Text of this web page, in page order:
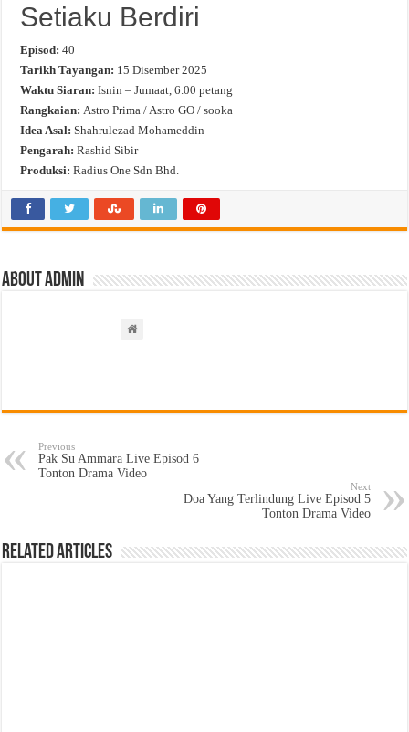
Setiaku Berdiri
Episod: 40
Tarikh Tayangan: 15 Disember 2025
Waktu Siaran: Isnin – Jumaat, 6.00 petang
Rangkaian: Astro Prima / Astro GO / sooka
Idea Asal: Shahrulezad Mohameddin
Pengarah: Rashid Sibir
Produksi: Radius One Sdn Bhd.
About admin
Previous
Pak Su Ammara Live Episod 6
Tonton Drama Video
Next
Doa Yang Terlindung Live Episod 5
Tonton Drama Video
Related Articles